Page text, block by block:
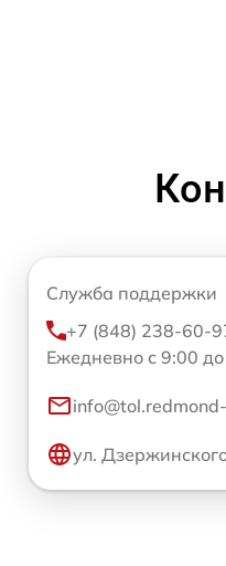
Служба поддержки
+7 (848) 238-60-
Ежедневно с 9:00
ул.